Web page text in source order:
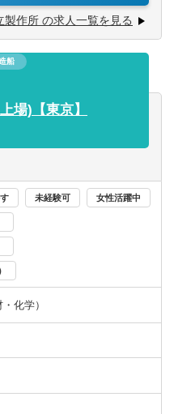
12名のメンバーが所属し、
です。
あり、週半分程度出社する
ます。予めご了承くださ
コンピテンシー等
コンピテンシー）】
りを活かす）：
お互いを信頼しパフォーマ
安全な職場(インクルーシブ
顧客・社会起点で考え
を起こす）：
、情熱を持って学び、現状
ベーションを加速する。
に連携して主体的に遂行す
方針に基づき、業務の遂
進捗管理などを主体的に行
当業務は決定されますが、
編、M＆Aの税務面サポート
定及び税務リスク・実効税
体制の構築・強化 等
文書化対応、リスク管理
ッション）】
コーポレート部門として、
し、また税務コンプライア
製作所 の求人一覧を見る
船
場)【東京】
未経験可 女性活躍中
化学）
埼玉県
東京都
富山県
長野県